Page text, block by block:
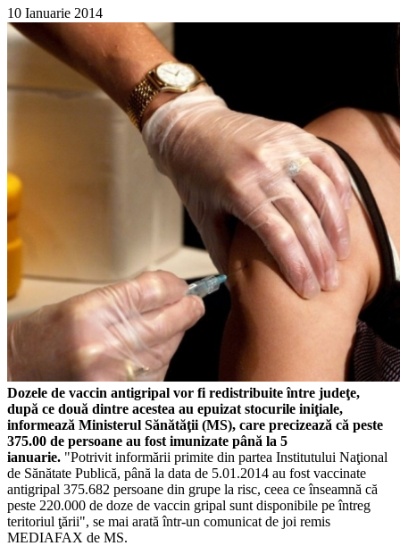
10 Ianuarie 2014
Dozele de vaccin antigripal vor fi redistribuite între judeţe,
după ce două dintre acestea au epuizat stocurile iniţiale,
informează Ministerul Sănătăţii (MS), care precizează că peste
375.00 de persoane au fost imunizate până la 5
ianuarie. "Potrivit informării primite din partea Institutului Naţional
de Sănătate Publică, până la data de 5.01.2014 au fost vaccinate
antigripal 375.682 persoane din grupe la risc, ceea ce înseamnă că
peste 220.000 de doze de vaccin gripal sunt disponibile pe întreg
teritoriul ţării", se mai arată într-un comunicat de joi remis
MEDIAFAX de MS.